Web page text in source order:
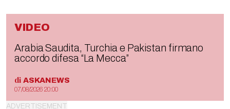
VIDEO
Arabia Saudita, Turchia e Pakistan firmano
accordo difesa “La Mecca”
di ASKANEWS
07/08/2026 20:00